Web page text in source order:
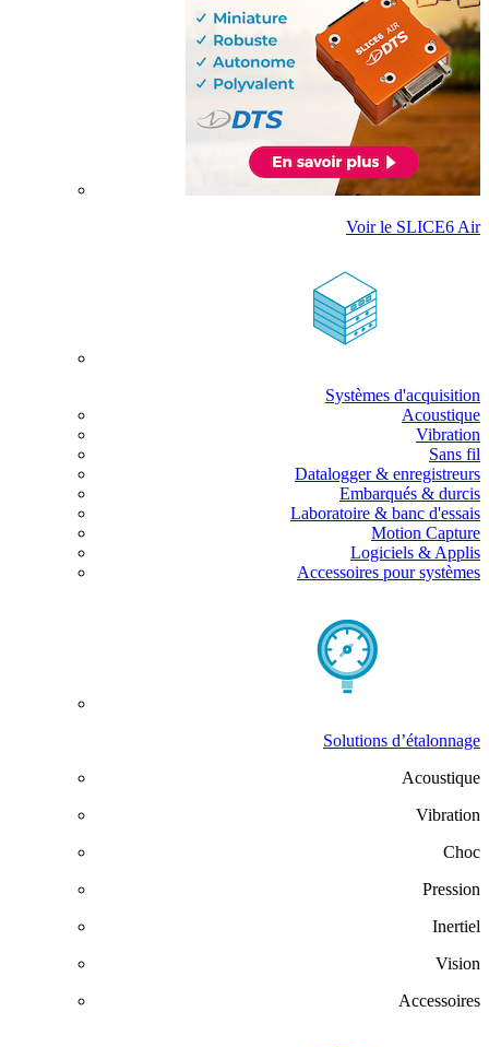
Voir le SLICE6 Air
Systèmes d'acquisition
Acoustique
Vibration
Sans fil
Datalogger & enregistreurs
Embarqués & durcis
Laboratoire & banc d'essais
Motion Capture
Logiciels & Applis
Accessoires pour systèmes
Solutions d’étalonnage
Acoustique
Vibration
Choc
Pression
Inertiel
Vision
Accessoires